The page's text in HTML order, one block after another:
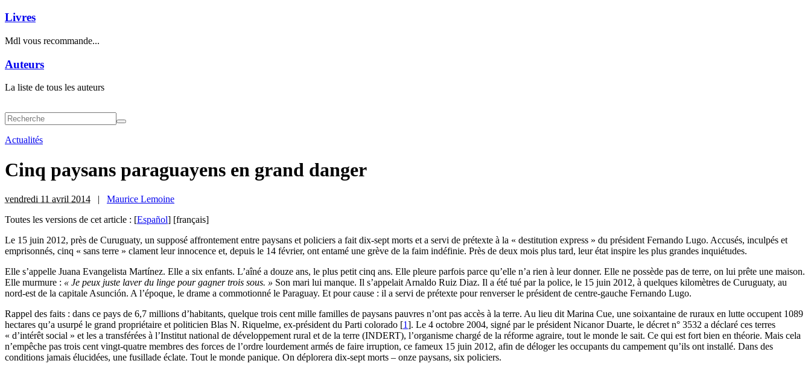
Livres
Mdl vous recommande...
Auteurs
La liste de tous les auteurs
Actualités
Cinq paysans paraguayens en grand danger
vendredi 11 avril 2014 | Maurice Lemoine
Toutes les versions de cet article : [Español] [français]
Le 15 juin 2012, près de Curuguaty, un supposé affrontement entre paysans et policiers a fait dix-sept morts et a servi de prétexte à la « destitution express » du président Fernando Lugo. Accusés, inculpés et
emprisonnés, cinq « sans terre » clament leur innocence et, depuis le 14 février, ont entamé une grève de la faim indéfinie. Près de deux mois plus tard, leur état inspire les plus grandes inquiétudes.
Elle s’appelle Juana Evangelista Martínez. Elle a six enfants. L’aîné a douze ans, le plus petit cinq ans. Elle pleure parfois parce qu’elle n’a rien à leur donner. Elle ne possède pas de terre, on lui prête une maison.
Elle murmure : « Je peux juste laver du linge pour gagner trois sous. » Son mari lui manque. Il s’appelait Arnaldo Ruiz Diaz. Il a été tué par la police, le 15 juin 2012, à quelques kilomètres de Curuguaty, au
nord-est de la capitale Asunción. A l’époque, le drame a commotionné le Paraguay. Et pour cause : il a servi de prétexte pour renverser le président de centre-gauche Fernando Lugo.
Rappel des faits : dans ce pays de 6,7 millions d’habitants, quelque trois cent mille familles de paysans pauvres n’ont pas accès à la terre. Au lieu dit Marina Cue, une soixantaine de ruraux en lutte occupent 1089
hectares qu’a usurpé le grand propriétaire et politicien Blas N. Riquelme, ex-président du Parti colorado [1]. Le 4 octobre 2004, signé par le président Nicanor Duarte, le décret n° 3532 a déclaré ces terres
« d’intérêt social » et les a transférées à l’Institut national de développement rural et de la terre (INDERT), l’organisme chargé de la réforme agraire, tout le monde le sait. Ce qui est fort bien en théorie. Mais cela
n’empêche pas trois cent vingt-quatre membres des forces de l’ordre lourdement armés de faire irruption, ce fameux 15 juin 2012, afin de déloger les occupants du campement qu’ils ont installé. Dans des
conditions jamais élucidées, une fusillade éclate. Tout le monde panique. On déplorera dix-sept morts – onze paysans, six policiers.